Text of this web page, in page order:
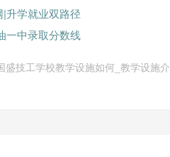
升学就业双路径
一中录取分数线
盛技工学校教学设施如何_教学设施介